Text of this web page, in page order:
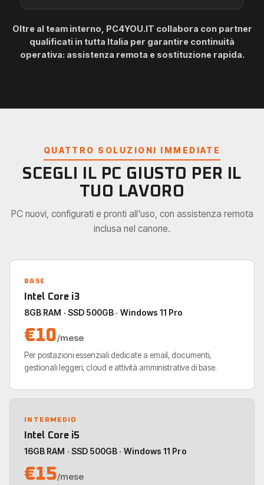
Oltre al team interno, PC4YOU.IT collabora con partner
qualificati in tutta Italia per garantire continuità
operativa: assistenza remota e sostituzione rapida.
QUATTRO SOLUZIONI IMMEDIATE
SCEGLI IL PC GIUSTO PER IL
TUO LAVORO
PC nuovi, configurati e pronti all'uso, con assistenza remota
inclusa nel canone.
BASE
Intel Core i3
8GB RAM · SSD 500GB · Windows 11 Pro
€10/mese
Per postazioni essenziali dedicate a email, documenti,
gestionali leggeri, cloud e attività amministrative di base.
INTERMEDIO
Intel Core i5
16GB RAM · SSD 500GB · Windows 11 Pro
€15/mese